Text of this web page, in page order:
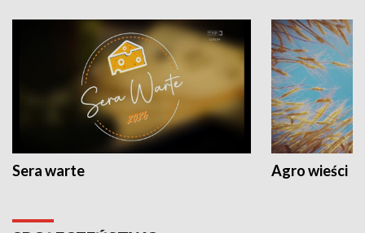
Sera warte Agro wieści